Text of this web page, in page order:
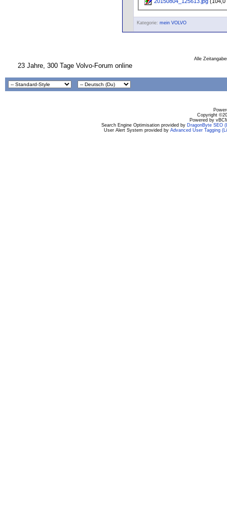
Kategorie: mein VOLVO
Alle
23 Jahre, 300 Tage Volvo-Forum online
Copyright
Powered by
Search Engine Optimisation provided by DragonByte SEO
User Alert System provided by Advanced User Tagging